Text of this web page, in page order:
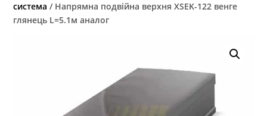
система / Напрямна подвійна верхня ХSEK-122 венге
глянець L=5.1м аналог